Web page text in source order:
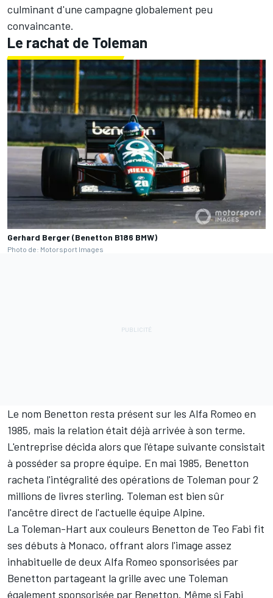
culminant d'une campagne globalement peu
convaincante.
Le rachat de Toleman
Gerhard Berger (Benetton B186 BMW)
Photo de: Motorsport Images
Le nom Benetton resta présent sur les Alfa Romeo en
1985, mais la relation était déjà arrivée à son terme.
L'entreprise décida alors que l'étape suivante consistait
à posséder sa propre équipe. En mai 1985, Benetton
racheta l'intégralité des opérations de Toleman pour 2
millions de livres sterling. Toleman est bien sûr
l'ancêtre direct de l'actuelle équipe Alpine.
La Toleman-Hart aux couleurs Benetton de Teo Fabi fit
ses débuts à Monaco, offrant alors l'image assez
inhabituelle de deux Alfa Romeo sponsorisées par
Benetton partageant la grille avec une Toleman
également sponsorisée par Benetton. Même si Fabi